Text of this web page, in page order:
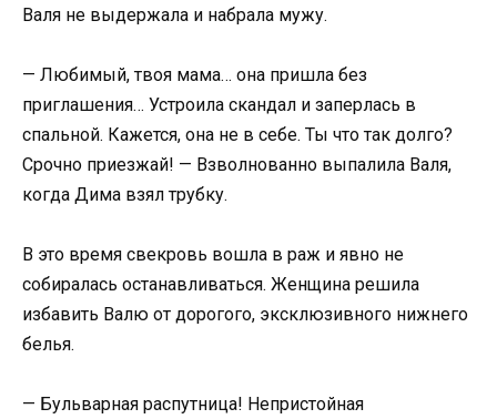
Валя не выдержала и набрала мужу.
— Любимый, твоя мама… она пришла без
приглашения… Устроила скандал и заперлась в
спальной. Кажется, она не в себе. Ты что так долго?
Срочно приезжай! — Взволнованно выпалила Валя,
когда Дима взял трубку.
В это время свекровь вошла в раж и явно не
собиралась останавливаться. Женщина решила
избавить Валю от дорогого, эксклюзивного нижнего
белья.
— Бульварная распутница! Непристойная